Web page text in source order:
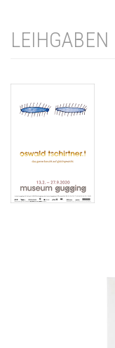
LEIHGABEN